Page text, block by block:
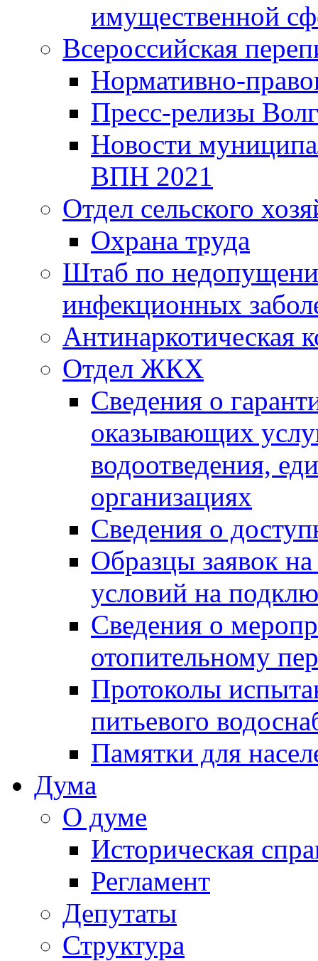
имущественной
Всероссийская
Нормативно-
Пресс-релизы
Новости
ВПН 2021
Отдел сельского
Охрана труда
Штаб по
инфекционных
Антинаркотическая
Отдел ЖКХ
Сведения о
оказывающих
водоотведения,
организациях
Сведения о
Образцы заявок
условий на
Сведения о
отопительному
Протоколы
питьевого
Памятки для
Дума
О думе
Историческая
Регламент
Депутаты
Структура